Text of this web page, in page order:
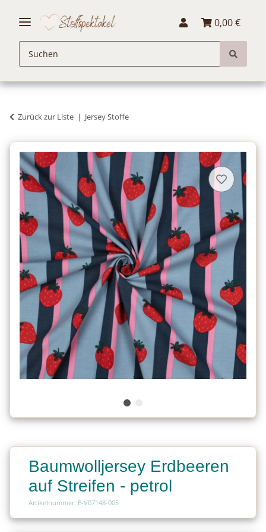
0,00 €
Zurück zur Liste Jersey Stoffe
Baumwolljersey Erdbeeren
auf Streifen - petrol
Artikelnummer: E-V07148-005